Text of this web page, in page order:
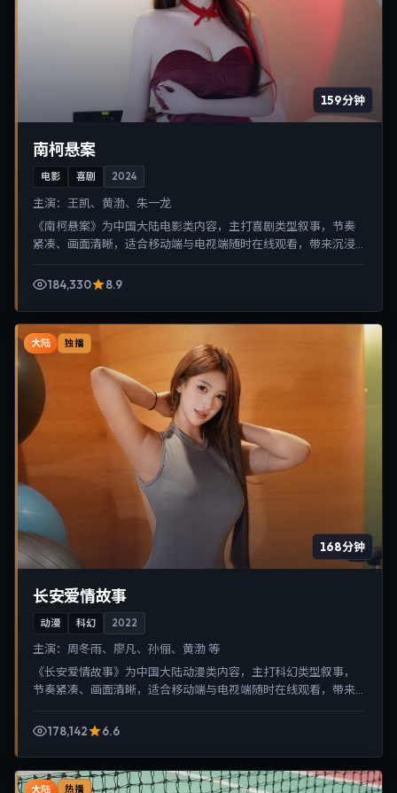
159分钟
南柯悬案
电影 喜剧 2024
主演： 王凯、黄渤、朱一龙
《南柯悬案》为中国大陆电影类内容，主打喜剧类型叙事，节奏
紧凑、画面清晰，适合移动端与电视端随时在线观看，带来沉浸
184,330
8.9
大陆 独播
168分钟
长安爱情故事
动漫 科幻 2022
主演： 周冬雨、廖凡、孙俪、黄渤 等
《长安爱情故事》为中国大陆动漫类内容，主打科幻类型叙事，
节奏紧凑、画面清晰，适合移动端与电视端随时在线观看，带来
178,142
6.6
大陆 热播